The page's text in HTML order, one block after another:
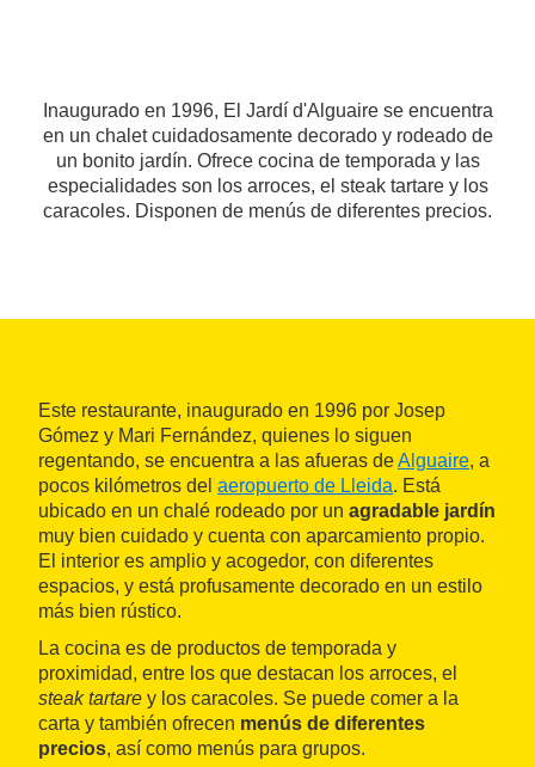
Inaugurado en 1996, El Jardí d'Alguaire se encuentra
en un chalet cuidadosamente decorado y rodeado de
un bonito jardín. Ofrece cocina de temporada y las
especialidades son los arroces, el steak tartare y los
caracoles. Disponen de menús de diferentes precios.
Este restaurante, inaugurado en 1996 por Josep
Gómez y Mari Fernández, quienes lo siguen
regentando, se encuentra a las afueras deAlguaire, a
pocos kilómetros del aeropuerto de Lleida. Está
ubicado en un chalé rodeado por un agradable jardín
muy bien cuidado y cuenta con aparcamiento propio.
El interior es amplio y acogedor, con diferentes
espacios, y está profusamente decorado en un estilo
más bien rústico.
La cocina es de productos de temporada y
proximidad, entre los que destacan los arroces, el
steak tartare y los caracoles. Se puede comer a la
carta y también ofrecen menús de diferentes
precios, así como menús para grupos.